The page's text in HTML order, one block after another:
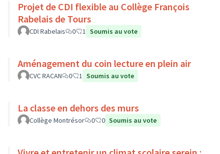
Projet de CDI flexible au Collège François
Rabelais de Tours
CDI Rabelais 0 1 Soumis au vote
Aménagement du coin lecture en plein air
CVC RACAN 0 1 Soumis au vote
La classe en dehors des murs
Collège Montrésor 0 0 Soumis au vote